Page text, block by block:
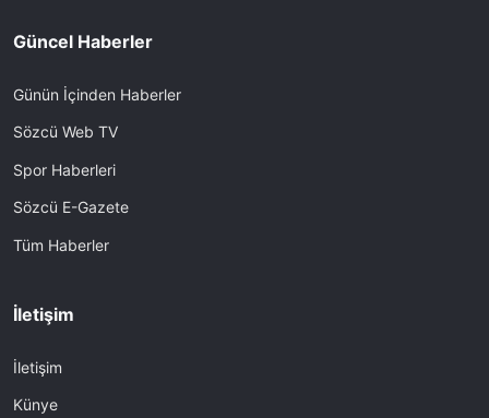
Güncel Haberler
Günün İçinden Haberler
Sözcü Web TV
Spor Haberleri
Sözcü E-Gazete
Tüm Haberler
İletişim
İletişim
Künye